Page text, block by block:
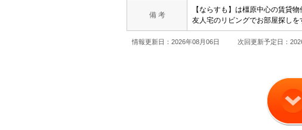
備 考
【ならすも】は橿原中心の賃貸
友人宅のリビングでお部屋探しを
情報更新日：2026年08月06日 次回更新予定日：